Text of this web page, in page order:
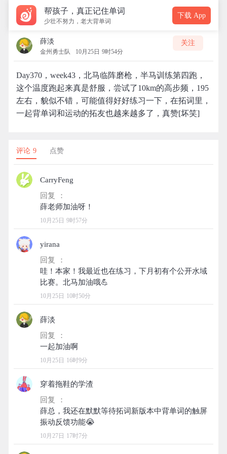
帮孩子，真正记住单词
少壮不努力，老大背单词
下载 App
薛淡
金州勇士队 10月25日 9时54分
关注
Day370，week43，北马临阵磨枪，半马训练第四跑，
这个温度跑起来真是舒服，尝试了10km的高步频，195
左右，貌似不错，可能值得好好练习一下，在拓词里，
一起背单词和运动的拓友也越来越多了，真赞[坏笑]
评论 9 点赞
CarryFeng
回复 ：
10月25日 9时57分
yirana
回复 ：
哇！本家！我最近也在练习，下月初有个公开水域
10月25日 10时50分
薛淡
回复 ：
10月25日 16时9分
穿着拖鞋的学渣
回复 ：
薛总，我还在默默等待拓词新版本中背单词的触屏
10月27日 17时7分